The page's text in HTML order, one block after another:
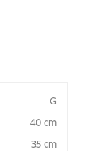
G
40 cm
35 cm